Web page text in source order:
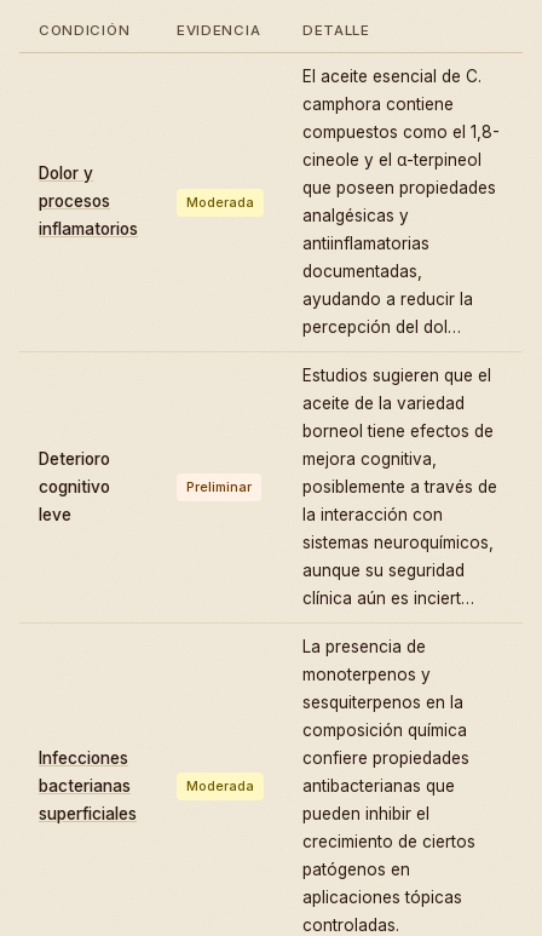
CONDICIÓN EVIDENCIA DETALLE
Dolor y
procesos
inflamatorios
Moderada
El aceite esencial de C.
camphora contiene
compuestos como el 1,8-
cineole y el α-terpineol
que poseen propiedades
analgésicas y
antiinflamatorias
documentadas,
ayudando a reducir la
percepción del dol…
Deterioro
cognitivo
leve
Preliminar
Estudios sugieren que el
aceite de la variedad
borneol tiene efectos de
mejora cognitiva,
posiblemente a través de
la interacción con
sistemas neuroquímicos,
aunque su seguridad
clínica aún es inciert…
Infecciones
bacterianas
superficiales
Moderada
La presencia de
monoterpenos y
sesquiterpenos en la
composición química
confiere propiedades
antibacterianas que
pueden inhibir el
crecimiento de ciertos
patógenos en
aplicaciones tópicas
controladas.